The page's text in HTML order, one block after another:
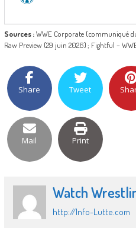
Sources :WWE Corporate (communiqué
Raw Preview (29 juin 2026) ; Fightful –
Share Tweet
Mail Print
Watch
http://Info-Lutte.com